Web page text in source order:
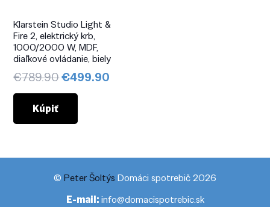
Klarstein Studio Light &
Fire 2, elektrický krb,
1000/2000 W, MDF,
diaľkové ovládanie, biely
€789.90Pôvodná
cena
€789.90.
€499.90
Kúpiť
© Peter Šoltýs Domáci spotrebič 2026
E-mail:info@domacispotrebic.sk